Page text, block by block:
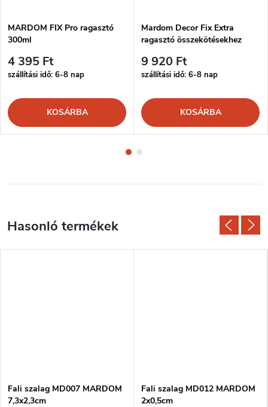
MARDOM FIX Pro ragasztó
300ml
4 395 Ft
szállítási idő: 6-8 nap
KOSÁRBA
Mardom Decor Fix Extra
ragasztó összekötésekhez
9 920 Ft
szállítási idő: 6-8 nap
KOSÁRBA
Fali szalag MD007 MARDOM
7,3x2,3cm
Fali szalag MD012 MARDOM
2x0,5cm